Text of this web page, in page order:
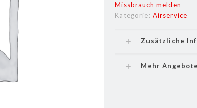
Missbrauch melden
Kategorie:Airservice
Zusätzliche
Mehr